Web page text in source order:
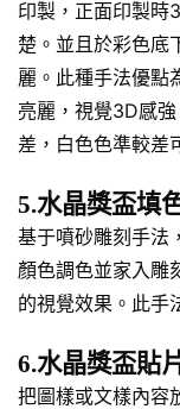
印製，正面印製時
楚。並且於彩色底
麗。此種手法優點
亮麗，視覺3D感
差，白色色準較差
5.水晶獎盃填
基于噴砂雕刻手法
顏色調色並家入雕
的視覺效果。此手
6.水晶獎盃貼
把圖樣或文樣內容